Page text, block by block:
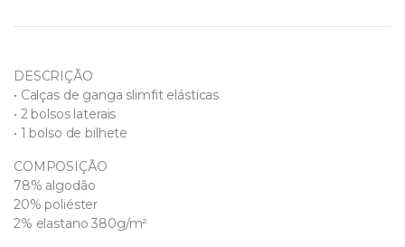
DESCRIÇÃO
• Calças de ganga slimfit elásticas
• 2 bolsos laterais
• 1 bolso de bilhete
COMPOSIÇÃO
78% algodão
20% poliéster
2% elastano 380g/m²